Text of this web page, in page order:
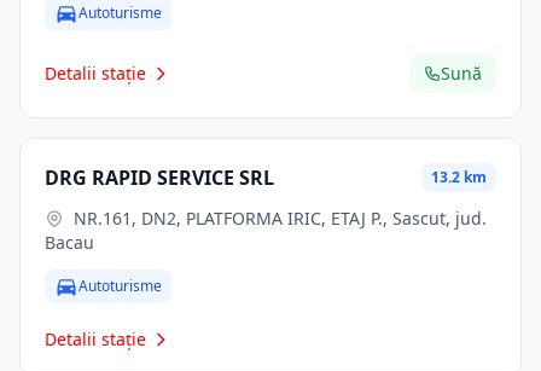
Autoturisme
Detalii stație Sună
DRG RAPID SERVICE SRL 13.2 km
Bacau
Autoturisme
Detalii stație